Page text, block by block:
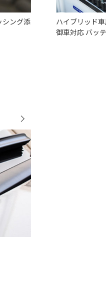
シング添
ハイブリッド
御車対応 バッ